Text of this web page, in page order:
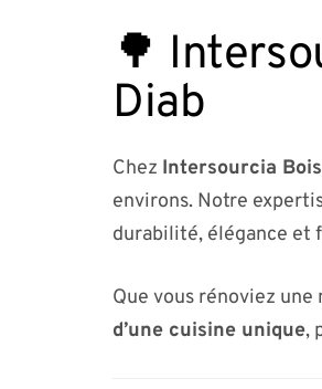
🌳
Diab
Chez Intersourcia Bois
environs. Notre
durabilité, élégance et
Que vous rénoviez
d’une cuisine unique,